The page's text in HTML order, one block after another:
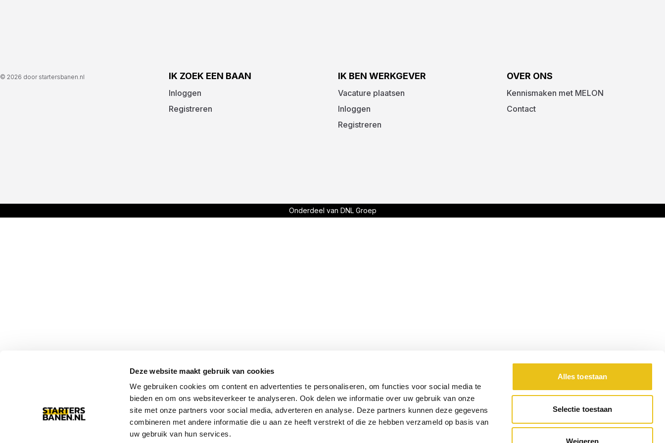
Deze website maakt gebruik van cookies
We gebruiken cookies om content en advertenties te personaliseren, om functies voor social media te
bieden en om ons websiteverkeer te analyseren. Ook delen we informatie over uw gebruik van onze
site met onze partners voor social media, adverteren en analyse. Deze partners kunnen deze gegevens
combineren met andere informatie die u aan ze heeft verstrekt of die ze hebben verzameld op basis van
uw gebruik van hun services.
Alles toestaan
Selectie toestaan
Weigeren
© 2026 door startersbanen.nl IK ZOEK EEN BAAN
Inloggen
Registreren
IK BEN WERKGEVER
Vacature plaatsen
Inloggen
Registreren
OVER ONS
Kennismaken met MELON
Contact
Onderdeel van DNL Groep